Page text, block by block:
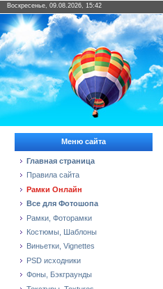
Воскресенье, 09.08.2026, 15:42
Меню сайта
Главная страница
Правила сайта
Рамки Онлайн
Все для Фотошопа
Рамки, Фоторамки
Костюмы, Шаблоны
Виньетки, Vignettes
PSD исходники
Фоны, Бэкграунды